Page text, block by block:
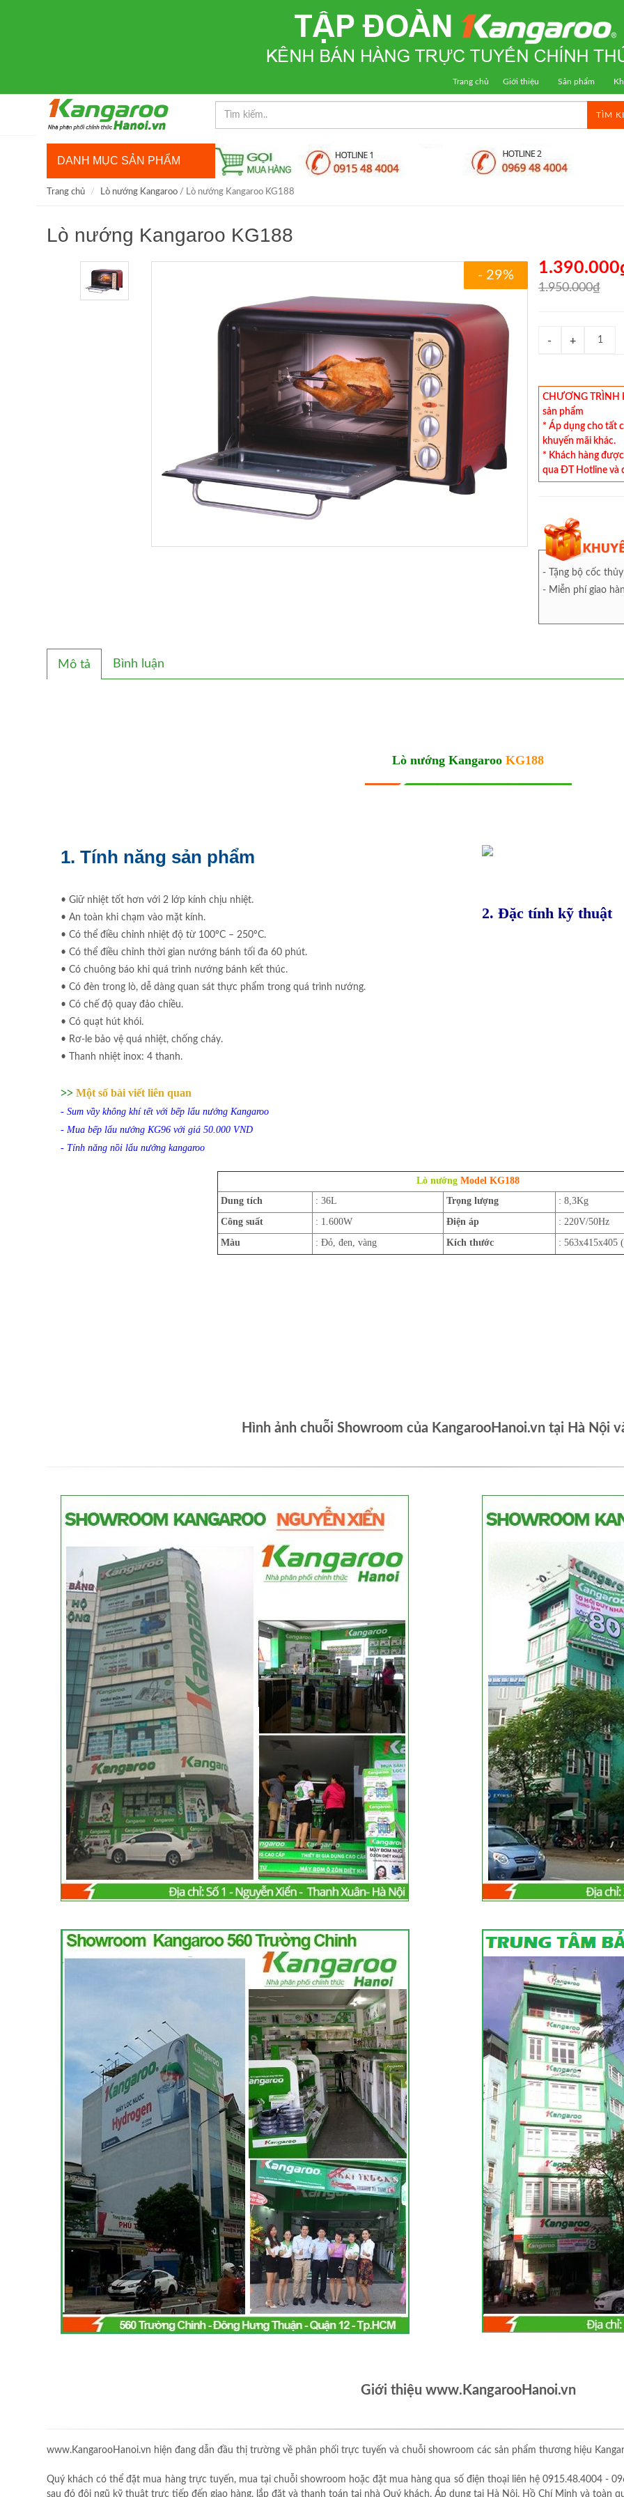
Trang chủ Giới thiệu Sản phẩm
TÌM
DANH MỤC SẢN PHẨM
Trang chủ Lò nướng Kangaroo / Lò nướng Kangaroo KG188
Lò nướng Kangaroo KG188
- 29%
1.950.000₫
CHƯƠNG TRÌNH
sản phẩm
* Áp dụng cho tất
khuyến mãi khác.
* Khách hàng
qua ĐT Hotline và
- Tặng bộ cốc
- Miễn phí giao
Mô tả Bình luận
Lò nướng Kangaroo KG188
1. Tính năng sản phẩm
• Giữ nhiệt tốt hơn với 2 lớp kính chịu nhiệt.
• An toàn khi chạm vào mặt kính.
• Có thể điều chỉnh nhiệt độ từ 100ºC – 250ºC.
• Có thể điều chỉnh thời gian nướng bánh tối đa 60 phút.
• Có chuông báo khi quá trình nướng bánh kết thúc.
• Có đèn trong lò, dễ dàng quan sát thực phẩm trong quá trình nướng.
• Có chế độ quay đảo chiều.
• Có quạt hút khói.
• Rơ-le bảo vệ quá nhiệt, chống cháy.
• Thanh nhiệt inox: 4 thanh.
>> Một số bài viết liên quan
- Sum vầy không khí tết với bếp lẩu nướng Kangaroo
- Mua bếp lẩu nướng KG96 với giá 50.000 VND
- Tính năng nồi lẩu nướng kangaroo
2. Đặc tính kỹ thuật
Lò nướng Model KG188
Dung tích
: 36L Trọng lượng
: 8,3Kg
Công suất
: 1.600W Điện áp
: 220V/50Hz
Màu
: Đỏ, đen, vàng Kích thước : 563x415x405
Hình ảnh chuỗi Showroom của KangarooHanoi.vn tại Hà Nội
Giới thiệu www.KangarooHanoi.vn
www.KangarooHanoi.vn hiện đang dẫn đầu thị trường về phân phối trực tuyến và chuỗi showroom các sản phẩm thương hiệu
Quý khách có thể đặt mua hàng trực tuyến, mua tại chuỗi showroom hoặc đặt mua hàng qua số điện thoại liên hệ 0915.48.4004 -
sau đó đội ngũ kỹ thuật trực tiếp đến giao hàng, lắp đặt và thanh toán tại nhà Quý khách. Áp dụng tại Hà Nội, Hồ Chí Minh và toàn